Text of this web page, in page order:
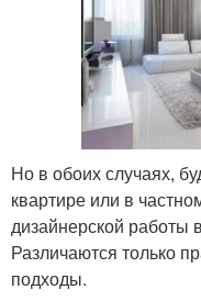
Но в обоих случаях,
квартире или в
дизайнерской работы
Различаются только
подходы.